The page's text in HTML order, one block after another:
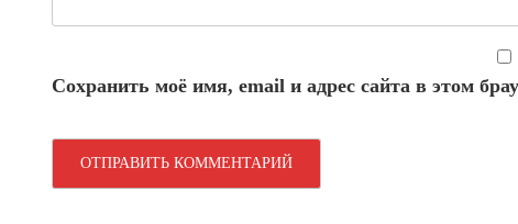
Сохранить моё имя, email и адрес сайта в этом